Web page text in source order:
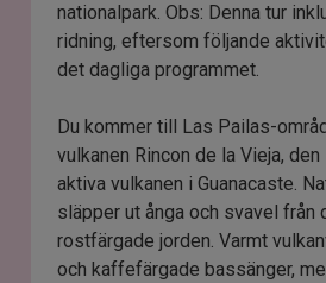
nationalpark. Obs: Denna tur
ridning, eftersom följande
det dagliga programmet.
Du kommer till Las Pailas-
vulkanen Rincon de la Vieja,
aktiva vulkanen i Guanacaste.
släpper ut ånga och svavel från
rostfärgade jorden. Varmt
och kaffefärgade bassänger,